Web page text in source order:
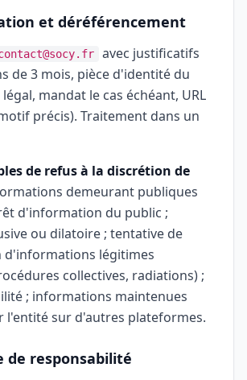
et déréférencement
avec justificatifs
de 3 mois, pièce d'identité du
mandat le cas échéant, URL
précis). Traitement dans un
de refus à la discrétion de
demeurant publiques
d'information du public ;
ou dilatoire ; tentative de
d'informations légitimes
collectives, radiations) ;
; informations maintenues
l'entité sur d'autres plateformes.
de responsabilité